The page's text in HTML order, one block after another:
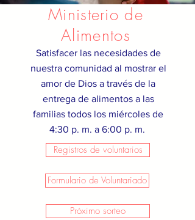
Ministerio de
Alimentos
Satisfacer las necesidades de
nuestra comunidad al mostrar el
amor de Dios a través de la
entrega de alimentos a las
familias todos los miércoles de
4:30 p. m. a 6:00 p. m.
Registros de voluntarios
Formulario de Voluntariado
Próximo sorteo